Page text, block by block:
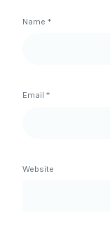
Name*
Email*
Website